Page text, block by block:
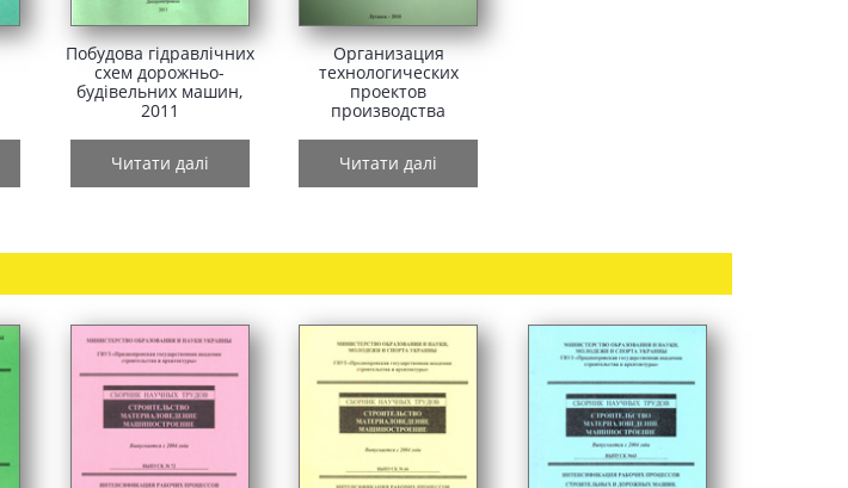
Побудова гідравлічних
схем дорожньо-
будівельних машин,
2011
Читати далі
Организация
технологических
проектов
производства
Читати далі